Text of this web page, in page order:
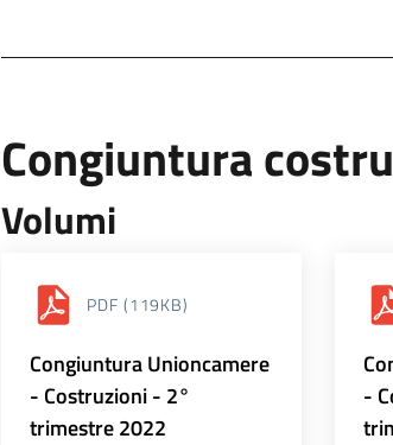
Congiuntura
Volumi
PDF (119KB)
Congiuntura Unioncamere
- Costruzioni - 2°
trimestre 2022
-